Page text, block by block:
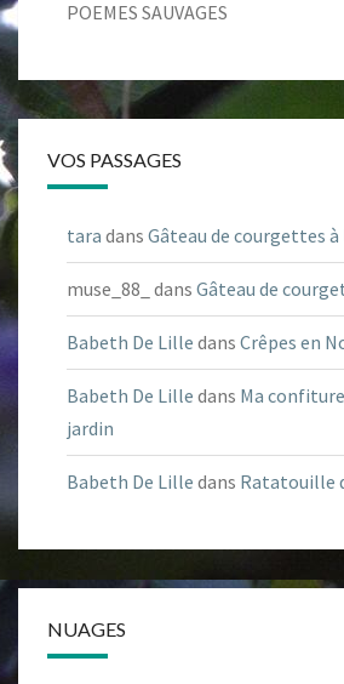
POEMES SAUVAGES
VOS PASSAGES
tara dans Gâteau de courgettes
muse_88_ dans Gâteau de
Babeth De Lille dans Crêpes en
Babeth De Lille dans Ma
jardin
Babeth De Lille dans Ratatouille
NUAGES